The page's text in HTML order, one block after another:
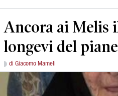
Ancora ai Melis
longevi del
di Giacomo Mameli